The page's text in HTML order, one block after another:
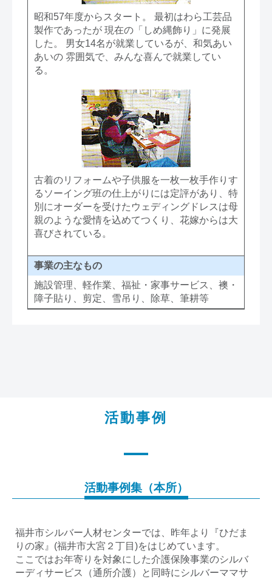
昭和57年度からスタート。 最初はわら工芸品
製作であったが 現在の「しめ縄飾り」に発展
した。 男女14名が就業しているが、和気あい
あいの 雰囲気で、みんな喜んで就業してい
る。
古着のリフォームや子供服を一枚一枚手作りす
るソーイング班の仕上がりには定評があり、特
別にオーダーを受けたウェディングドレスは母
親のような愛情を込めてつくり、花嫁からは大
喜びされている。
事業の主なもの
施設管理、軽作業、福祉・家事サービス、襖・
障子貼り、剪定、雪吊り、除草、筆耕等
活動事例
活動事例集（本所）
福井市シルバー人材センターでは、昨年より『ひだま
りの家』(福井市大宮２丁目)をはじめています。
ここではお年寄りを対象にした介護保険事業のシルバ
ーディサービス（通所介護）と同時にシルバーママサ